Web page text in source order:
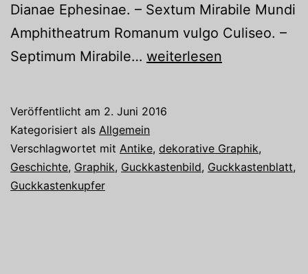
Dianae Ephesinae. – Sextum Mirabile Mundi
Amphitheatrum Romanum vulgo Culiseo. –
Septimum Mirabile… Objekt
Juni
weiterlesen
Veröffentlicht am 2. Juni 2016
Kategorisiert als Allgemein
Verschlagwortet mit Antike, dekorative Graphik,
Geschichte, Graphik, Guckkastenbild, Guckkastenblatt,
Guckkastenkupfer